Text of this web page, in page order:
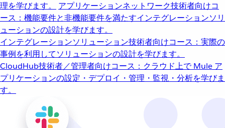
理を学びます。
アプリケーションネットワーク技術者向けコ
ース：機能要件と非機能要件を満たすインテグレーションソリ
ューションの設計を学びます。
インテグレーションソリューション技術者向けコース：実際の
事例を利用してソリューションの設計を学びます。
CloudHub技術者／管理者向けコース：クラウド上で Mule ア
プリケーションの設定・デプロイ・管理・監視・分析を学びま
す。